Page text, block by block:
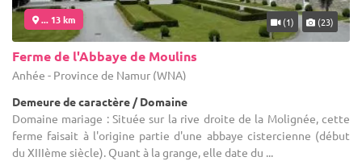
... 13 km (1) (23)
Ferme de l'Abbaye de Moulins
Anhée - Province de Namur (WNA)
Demeure de caractère / Domaine
Domaine mariage : Située sur la rive droite de la Molignée, cette
ferme faisait à l'origine partie d'une abbaye cistercienne (début
du XIIIème siècle). Quant à la grange, elle date du ...